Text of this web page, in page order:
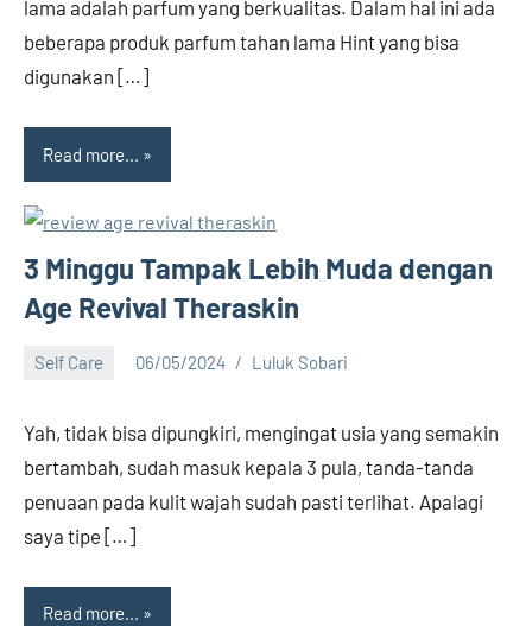
lama adalah parfum yang berkualitas. Dalam hal ini ada
beberapa produk parfum tahan lama Hint yang bisa
digunakan […]
Read more...
3 Minggu Tampak Lebih Muda dengan
Age Revival Theraskin
Self Care 06/05/2024 Luluk Sobari
Yah, tidak bisa dipungkiri, mengingat usia yang semakin
bertambah, sudah masuk kepala 3 pula, tanda-tanda
penuaan pada kulit wajah sudah pasti terlihat. Apalagi
saya tipe […]
Read more...